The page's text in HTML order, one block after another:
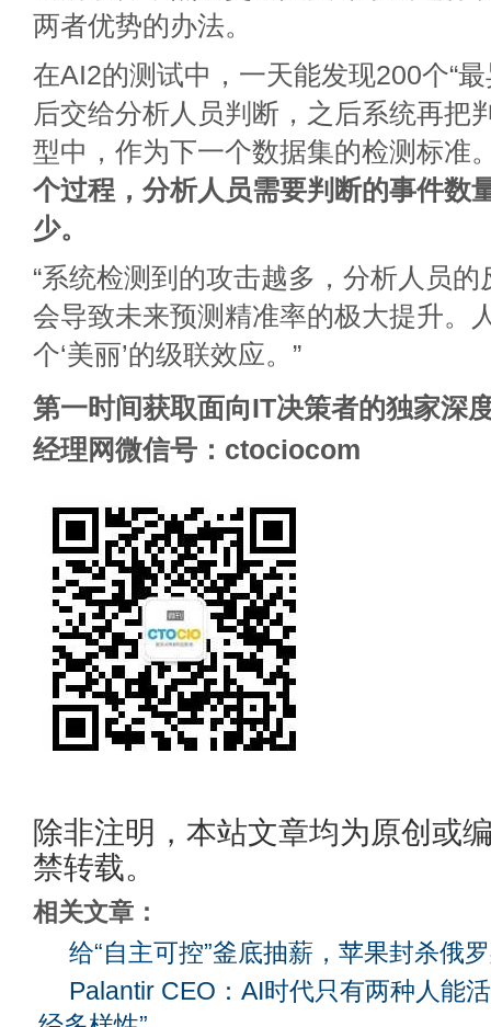
两者优势的办法。
在AI2的测试中，一天能发现200个“
后交给分析人员判断，之后系统再把
型中，作为下一个数据集的检测标准
个过程，分析人员需要判断的事件数
少。
“系统检测到的攻击越多，分析人员
会导致未来预测精准率的极大提升。
个‘美丽’的级联效应。”
第一时间获取面向IT决策者的独家深
经理网微信号：ctociocom
除非注明，本站文章均为原创或
禁转载。
相关文章：
给“自主可控”釜底抽薪，苹果封杀俄
Palantir CEO：AI时代只有两种人能